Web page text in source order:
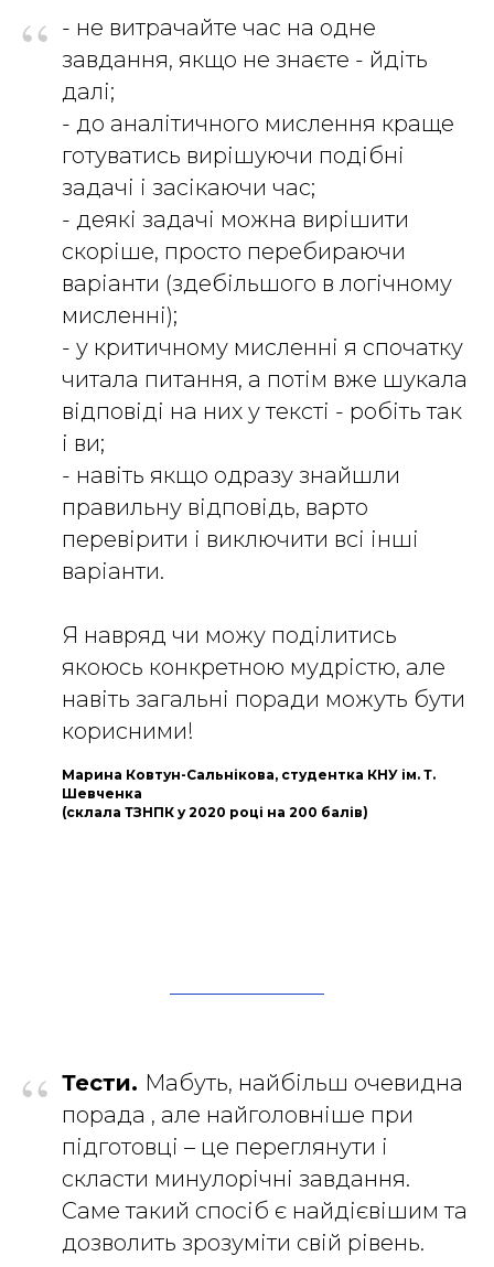
“ - не витрачайте час на одне
завдання, якщо не знаєте - йдіть
далі;
- до аналітичного мислення краще
готуватись вирішуючи подібні
задачі і засікаючи час;
- деякі задачі можна вирішити
скоріше, просто перебираючи
варіанти (здебільшого в логічному
мисленні);
- у критичному мисленні я спочатку
читала питання, а потім вже шукала
відповіді на них у тексті - робіть так
і ви;
- навіть якщо одразу знайшли
правильну відповідь, варто
перевірити і виключити всі інші
варіанти.
Я навряд чи можу поділитись
якоюсь конкретною мудрістю, але
навіть загальні поради можуть бути
корисними!
Марина Ковтун-Сальнікова, студентка КНУ ім. Т.
Шевченка
(склала ТЗНПК у 2020 році на 200 балів)
“ Тести. Мабуть, найбільш очевидна
порада , але найголовніше при
підготовці – це переглянути і
скласти минулорічні завдання.
Саме такий спосіб є найдієвішим та
дозволить зрозуміти свій рівень.